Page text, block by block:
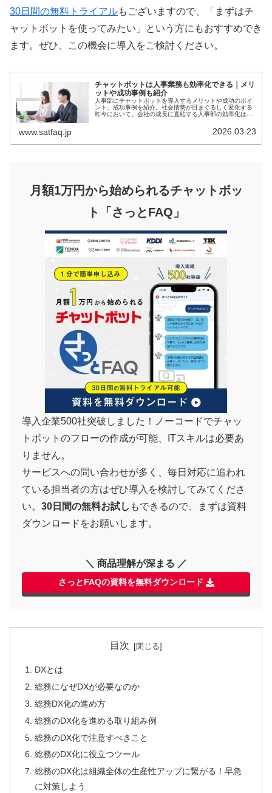
30日間の無料トライアルもございますので、「まずはチ
ャットボットを使ってみたい」という方にもおすすめでき
ます。ぜひ、この機会に導入をご検討ください。
チャットボットは人事業務も効率化できる｜メリ
ットや成功事例も紹介
人事部にチャットボットを導入するメリットや成功のポイ
ント、成功事例を紹介。社会情勢が目まぐるしく変化する
昨今において、会社の成長に直結する人事部の効率化は必
www.satfaq.jp 2026.03.23
月額1万円から始められるチャットボッ
ト「さっとFAQ」
導入企業500社突破しました！ノーコードでチャッ
トボットのフローの作成が可能、ITスキルは必要あ
りません。
サービスへの問い合わせが多く、毎日対応に追われ
ている担当者の方はぜひ導入を検討してみてくださ
い。 30日間の無料お試し もできるので、まずは資料
ダウンロードをお願いします。
＼ 商品理解が深まる ／
さっとFAQの資料を無料ダウンロード
目次
DXとは
総務になぜDXが必要なのか
総務DX化の進め方
総務のDX化を進める取り組み例
総務のDX化で注意すべきこと
総務のDX化に役立つツール
総務のDX化は組織全体の生産性アップに繋がる！早急
に対策しよう